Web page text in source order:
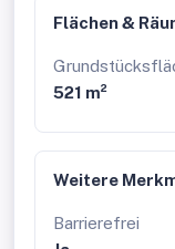
Bebauung: GFZ
Flächen &
521 m²
Weitere
Barrierefrei